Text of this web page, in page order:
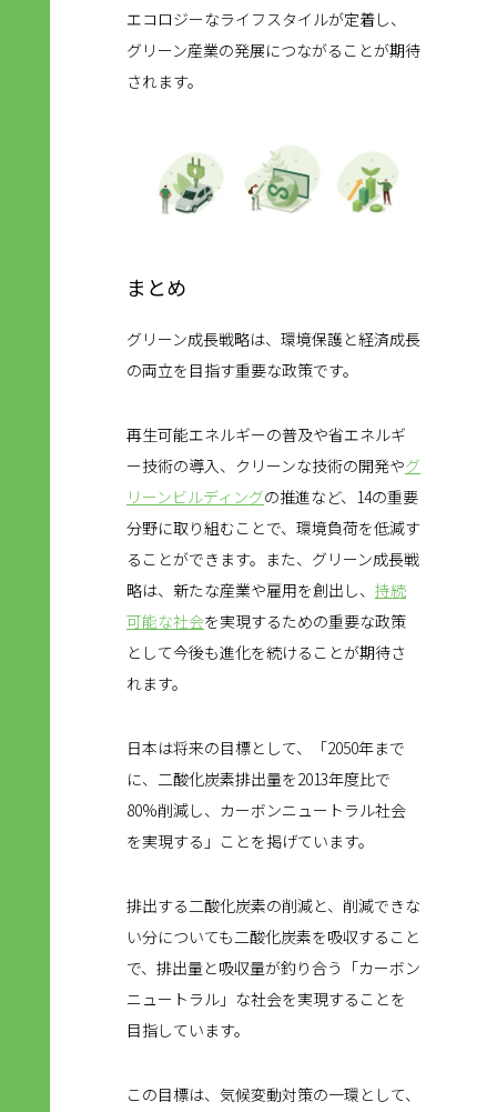
エコロジーなライフスタイルが定着し、
グリーン産業の発展につながることが期待
されます。
まとめ
グリーン成長戦略は、環境保護と経済成長
の両立を目指す重要な政策です。
再生可能エネルギーの普及や省エネルギ
ー技術の導入、クリーンな技術の開発やグ
リーンビルディングの推進など、14の重要
分野に取り組むことで、環境負荷を低減す
ることができます。また、グリーン成長戦
略は、新たな産業や雇用を創出し、 持続
可能な社会を実現するための重要な政策
として今後も進化を続けることが期待さ
れます。
日本は将来の目標として、「2050年まで
に、二酸化炭素排出量を2013年度比で
80%削減し、カーボンニュートラル社会
を実現する」ことを掲げています。
排出する二酸化炭素の削減と、削減できな
い分についても二酸化炭素を吸収すること
で、排出量と吸収量が釣り合う「カーボン
ニュートラル」な社会を実現することを
目指しています。
この目標は、気候変動対策の一環として、